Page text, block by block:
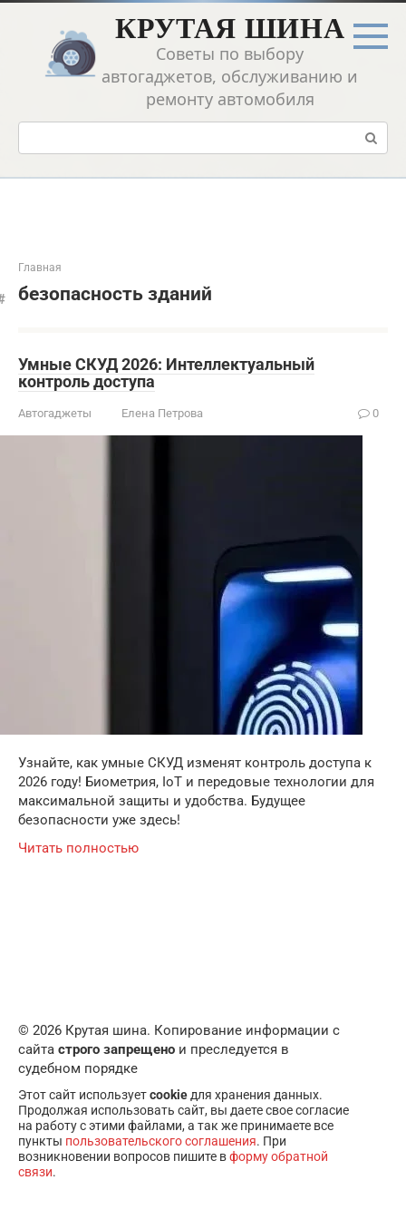
Перейти
контенту
КРУТАЯ ШИНА
Советы по выбору
автогаджетов, обслуживанию и
ремонту автомобиля
Поиск:
Главная
безопасность зданий
Умные СКУД 2026: Интеллектуальный
контроль доступа
Автогаджеты Елена Петрова 0
Узнайте, как умные СКУД изменят контроль доступа к
2026 году! Биометрия, IoT и передовые технологии для
максимальной защиты и удобства. Будущее
безопасности уже здесь!
Читать полностью
© 2026 Крутая шина. Копирование информации с
сайта строго запрещено и преследуется в
судебном порядке
Этот сайт используетcookie для хранения данных.
Продолжая использовать сайт, вы даете свое согласие
на работу с этими файлами, а так же принимаете все
пункты пользовательского соглашения. При
возникновении вопросов пишите вформу обратной
связи.